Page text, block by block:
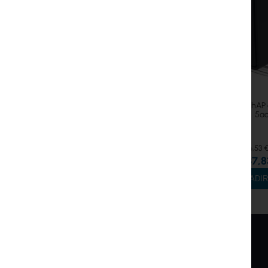
Mikrotik
46,53 €